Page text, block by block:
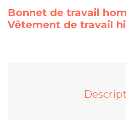
Bonnet de travail
Vêtement de travail